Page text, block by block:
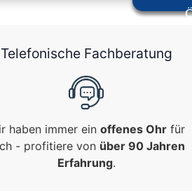
Telefonische Fachberatung
haben immer ein offenes Ohrfür
- profitiere von über 90 Jahren
Erfahrung.